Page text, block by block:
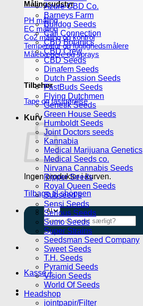
Målingsudstyr
PH måling
EC måling
Co2 måling og kontrol
Temperatur og fugtighedsmålere
Målebægere og sprays
Tilbehør
Tape og fastgørelse
Kurv
Ingen produkter i kurven.
Tilbage til shoppen
Søg
efter:
Kasse +
Azure CBD Co.
Barneys Farm
Bulldog Seeds
Cali Connection
CBD Botanics
CBD Crew
CBD Seeds
Dinafem Seeds
Dutch Passion Seeds
FastBuds Seeds
Flying Dutchmen
Genetik Seeds
Green House Seeds
Humboldt Seeds
Joint Doctors seeds
Kannabia
Medical Marijuana Genetics
Medical Seeds co.
Nirvana Cannabis Seeds
Ripper Seeds
Royal Queen Seeds
Subseed’s
Sensi Seeds
Serious Seeds
Sumo Seeds
Super Strains
Seedsman Seed Company
Sweet Seeds
T.H. Seeds
Pyramid Seeds
Vision Seeds
World Of Seeds
Headshop
jointpapir/Filter